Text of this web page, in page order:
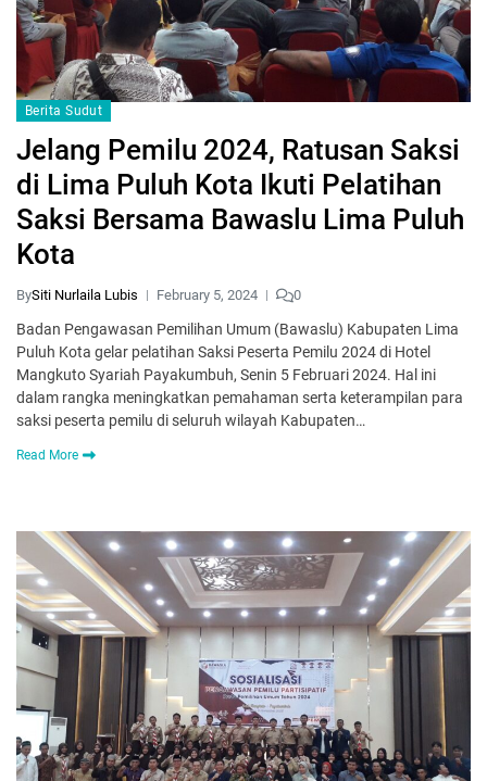
Berita Sudut
Jelang Pemilu 2024, Ratusan Saksi
di Lima Puluh Kota Ikuti Pelatihan
Saksi Bersama Bawaslu Lima Puluh
Kota
BySiti Nurlaila Lubis February 5, 2024 0
Badan Pengawasan Pemilihan Umum (Bawaslu) Kabupaten Lima
Puluh Kota gelar pelatihan Saksi Peserta Pemilu 2024 di Hotel
Mangkuto Syariah Payakumbuh, Senin 5 Februari 2024. Hal ini
dalam rangka meningkatkan pemahaman serta keterampilan para
saksi peserta pemilu di seluruh wilayah Kabupaten…
Read More